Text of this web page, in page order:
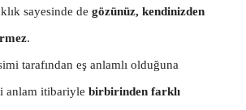
sayesinde de gözünüz, kendinizden
.
tarafından eş anlamlı olduğuna
anlam itibariyle birbirinden farklı